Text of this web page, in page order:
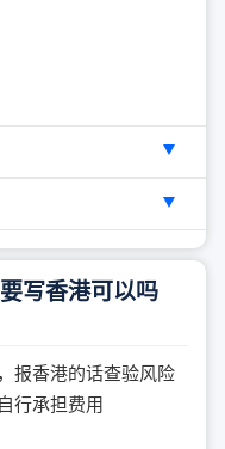
写香港可以吗
报香港的话查验风险
行承担费用